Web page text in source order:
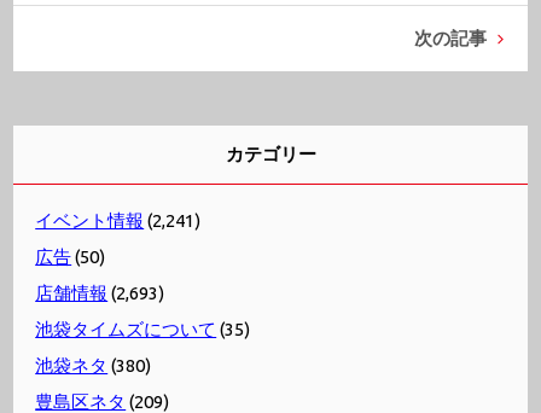
次の記事
カテゴリー
イベント情報 (2,241)
広告(50)
店舗情報 (2,693)
池袋タイムズについて (35)
池袋ネタ (380)
豊島区ネタ (209)